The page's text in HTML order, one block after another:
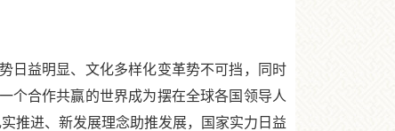
益明显、文化多样化变革势不可挡，同时
个合作共赢的世界成为摆在全球各国领导人
推进、新发展理念助推发展，国家实力日益